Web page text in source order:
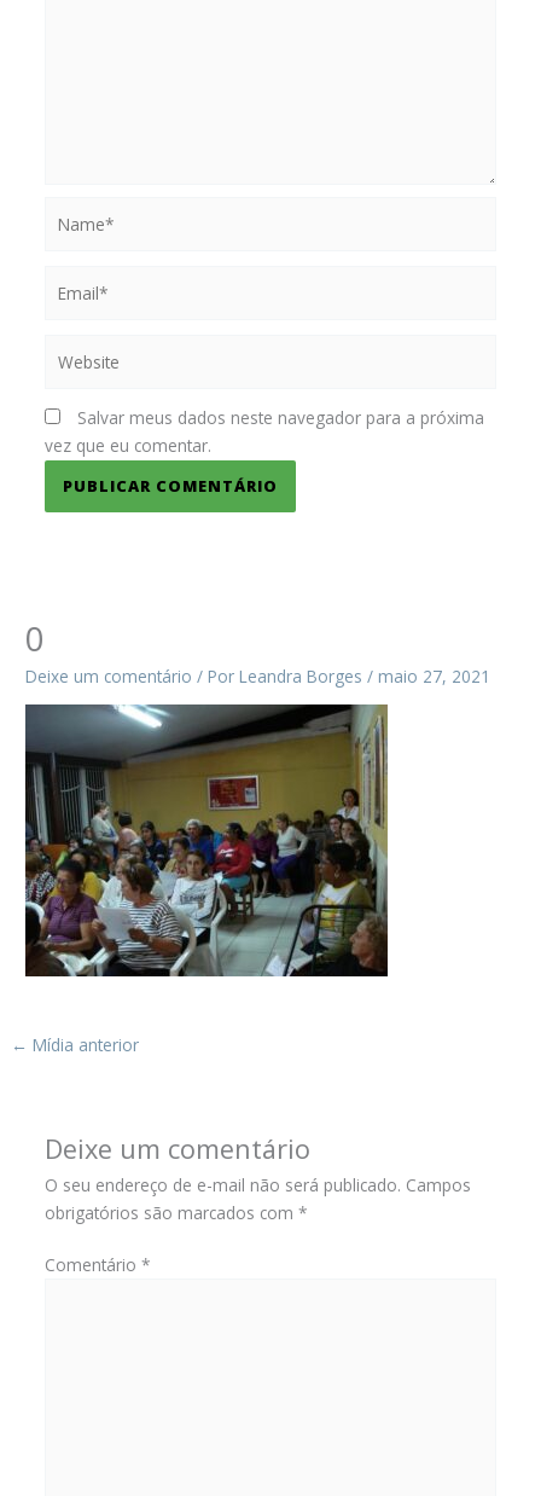
Salvar meus dados neste navegador para a próxima
vez que eu comentar.
0
Deixe um comentário / Por Leandra Borges/ maio 27, 2021
← Mídia anterior
Deixe um comentário
O seu endereço de e-mail não será publicado. Campos
obrigatórios são marcados com *
Comentário *